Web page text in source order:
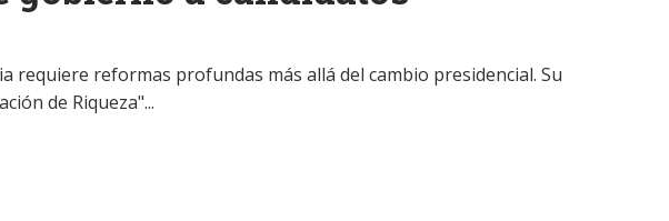
requiere reformas profundas más allá del cambio presidencial. Su
de Riqueza"...